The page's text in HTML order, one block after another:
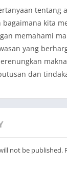
tentang
kita
memahami
yang
dan
not be published.